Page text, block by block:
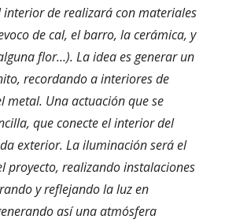
interior de realizará con materiales
de cal, el barro, la cerámica, y
flor…). La idea es generar un
recordando a interiores de
metal. Una actuación que se
que conecte el interior del
exterior. La iluminación será el
proyecto, realizando instalaciones
y reflejando la luz en
así una atmósfera